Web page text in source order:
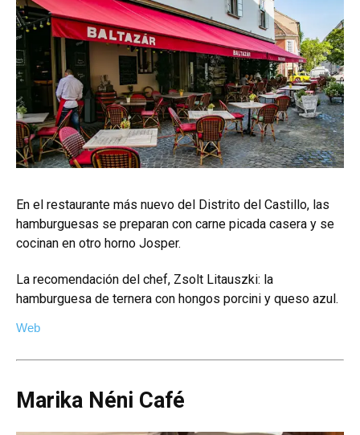
En el restaurante más nuevo del Distrito del Castillo, las
hamburguesas se preparan con carne picada casera y se
cocinan en otro horno Josper.
La recomendación del chef, Zsolt Litauszki: la
hamburguesa de ternera con hongos porcini y queso azul.
Web
Marika Néni Café